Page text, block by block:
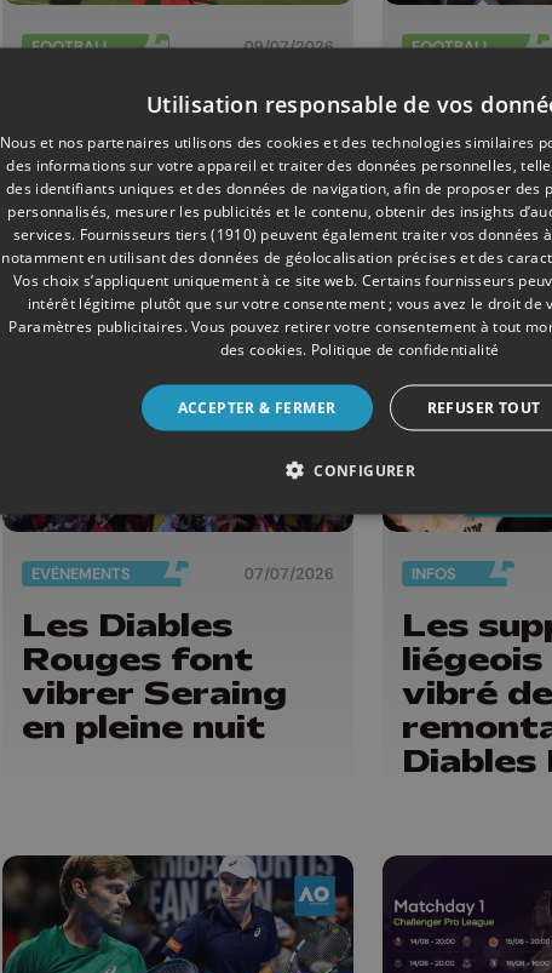
FOOTBALL 09/07/2026
Le Standard
s'impose 0-4 en
match amical à
Aubel
FOOTBALL
Diego
Il
EVÈNEMENTS 07/07/2026
Les Diables
Rouges font
vibrer Seraing
en pleine nuit
INFOS
Les
vibré
Diables
Utilisation responsable de vos
Nous et nos partenaires utilisons des cookies et des technologies similaires
des informations sur votre appareil et traiter des données personnelles,
des identifiants uniques et des données de navigation, afin de proposer des
personnalisés, mesurer les publicités et le contenu, obtenir des insights
services. Fournisseurs tiers (1910) peuvent également traiter vos données à
notamment en utilisant des données de géolocalisation précises et des
Vos choix s’appliquent uniquement à ce site web. Certains fournisseurs
intérêt légitime plutôt que sur votre consentement ; vous avez le droit de
Paramètres publicitaires. Vous pouvez retirer votre consentement à tout
des cookies. Politique de confidentialité
ACCEPTER & FERMER REFUSER TOUT
CONFIGURER